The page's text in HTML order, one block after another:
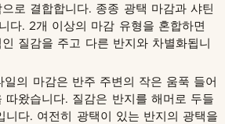
로 결합합니다. 종종 광택 마감과 샤틴
다. 2개 이상의 마감 유형을 혼합하면
질감을 주고 다른 반지와 차별화됩니
의 마감은 반주 주변의 작은 움푹 들어
따왔습니다. 질감은 반지를 해머로 두들
니다. 여전히 광택이 있는 반지의 광택을